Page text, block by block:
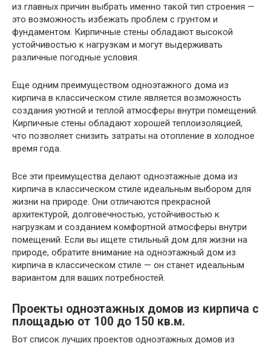
из главных причин выбрать именно такой тип строения —
это возможность избежать проблем с грунтом и
фундаментом. Кирпичные стены обладают высокой
устойчивостью к нагрузкам и могут выдерживать
различные погодные условия.
Еще одним преимуществом одноэтажного дома из
кирпича в классическом стиле является возможность
создания уютной и теплой атмосферы внутри помещений.
Кирпичные стены обладают хорошей теплоизоляцией,
что позволяет снизить затраты на отопление в холодное
время года.
Все эти преимущества делают одноэтажные дома из
кирпича в классическом стиле идеальным выбором для
жизни на природе. Они отличаются прекрасной
архитектурой, долговечностью, устойчивостью к
нагрузкам и созданием комфортной атмосферы внутри
помещений. Если вы ищете стильный дом для жизни на
природе, обратите внимание на одноэтажный дом из
кирпича в классическом стиле — он станет идеальным
вариантом для ваших потребностей.
Проекты одноэтажных домов из кирпича с
площадью от 100 до 150 кв.м.
Вот список лучших проектов одноэтажных домов из